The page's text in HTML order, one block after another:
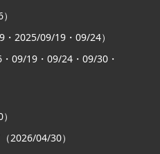
2025/09/19・09/24）
09/19・09/24・09/30・
2026/04/30）